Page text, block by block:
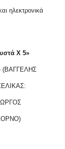
ηλεκτρονικά
Χ 5»
(ΒΑΓΓΕΛΗΣ